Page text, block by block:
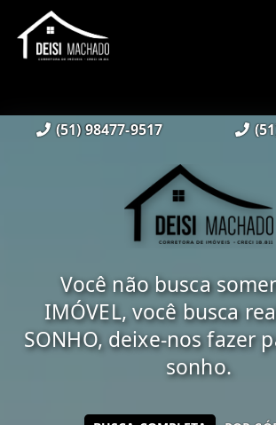
(51) 98477-9517
Você não busca
IMÓVEL, você busca
SONHO, deixe-nos fazer
sonho.